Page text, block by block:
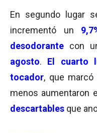
En segundo lugar
incrementó un
desodorante con
agosto. El cuarto
tocador, que marcó
menos aumentaron
descartables que